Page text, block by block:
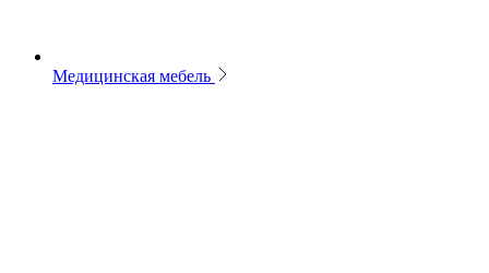
Медицинская мебель